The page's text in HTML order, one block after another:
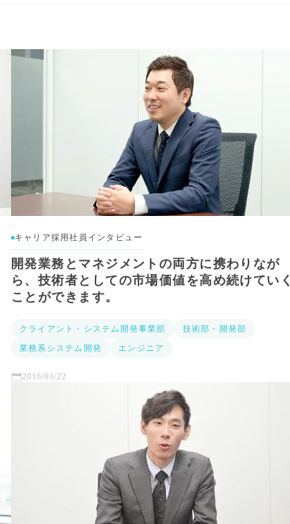
キャリア採用社員インタビュー
開発業務とマネジメントの両方に携わりなが
ら、技術者としての市場価値を高め続けていく
ことができます。
クライアント・システム開発事業部
技術部・開発部
業務系システム開発
エンジニア
2016/03/22